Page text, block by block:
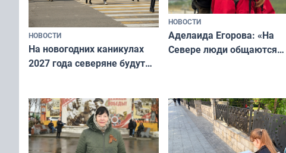
НОВОСТИ
На новогодних каникулах
2027 года северяне будут
НОВОСТИ
Аделаида Егорова: «На
Севере люди общаются